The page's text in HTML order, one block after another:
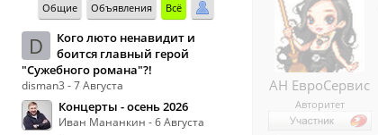
Общие Объявления Всё
D
Кого люто ненавидит и
боится главный герой
"Сужебного романа"?!
disman3 - 7 Августа
Концерты - осень 2026
Иван Мананкин - 6 Августа
АН ЕвроСервис
Авторитет